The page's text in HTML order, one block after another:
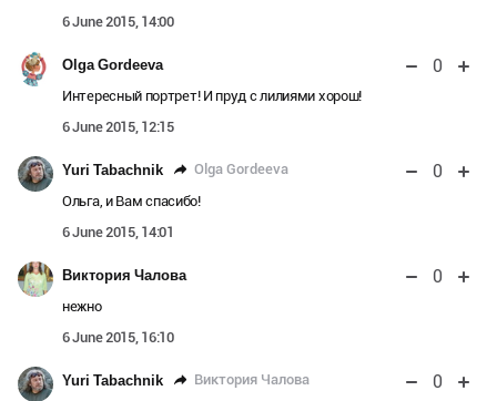
6 June 2015, 14:00
Olga Gordeeva 0
Интересный портрет! И пруд с лилиями хорош!
6 June 2015, 12:15
Yuri Tabachnik Olga Gordeeva 0
Ольга, и Вам спасибо!
6 June 2015, 14:01
Виктория Чалова 0
нежно
6 June 2015, 16:10
Yuri Tabachnik Виктория Чалова 0